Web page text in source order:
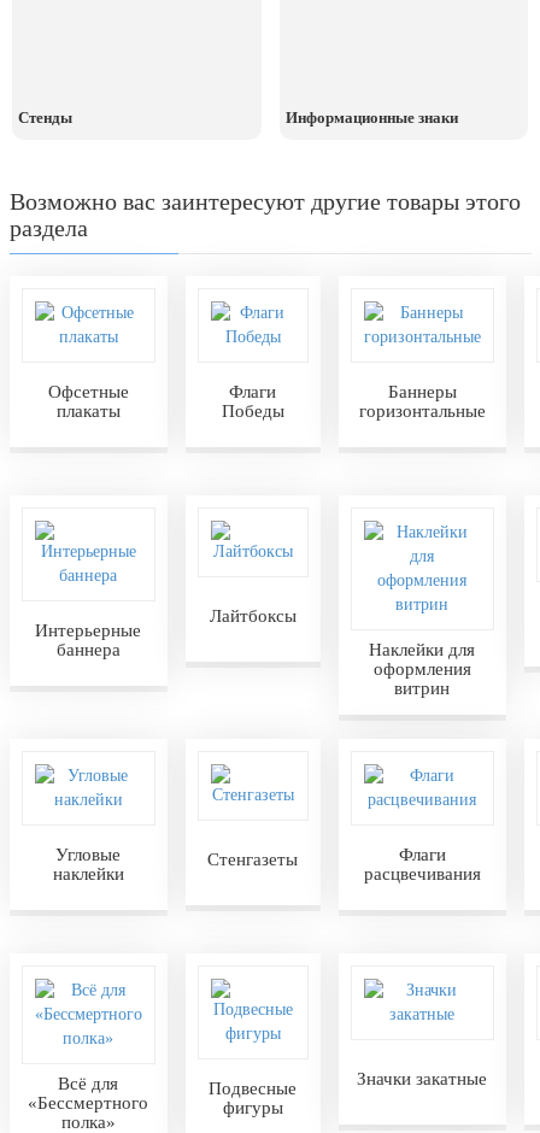
Стенды Информационные знаки
Возможно вас заинтересуют другие товары этого
раздела
Офсетные
плакаты
Флаги
Победы
Баннеры
горизонтальные
Интерьерные
баннера
Лайтбоксы
Наклейки для
оформления
витрин
Угловые
наклейки
Стенгазеты
Флаги
расцвечивания
Всё для
«Бессмертного
полка»
Подвесные
фигуры
Значки закатные